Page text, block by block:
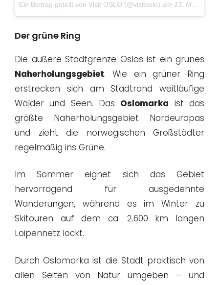
Ein Beitrag geteilt von Visit OSLO (@visitoslo) am 13. Mai 2017 um 1:39 Uhr
Der grüne Ring
Die äußere Stadtgrenze Oslos ist ein grünes
Naherholungsgebiet. Wie ein grüner Ring
erstrecken sich am Stadtrand weitläufige
Wälder und Seen. Das Oslomarka ist das
größte Naherholungsgebiet Nordeuropas
und zieht die norwegischen Großstädter
regelmäßig ins Grüne.
Im Sommer eignet sich das Gebiet
hervorragend für ausgedehnte
Wanderungen, während es im Winter zu
Skitouren auf dem ca. 2.600 km langen
Loipennetz lockt.
Durch Oslomarka ist die Stadt praktisch von
allen Seiten von Natur umgeben – und